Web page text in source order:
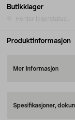
Butikklager
Henter lagerstatus...
Produktinformasjon
Mer informasjon
Spesifikasjoner,